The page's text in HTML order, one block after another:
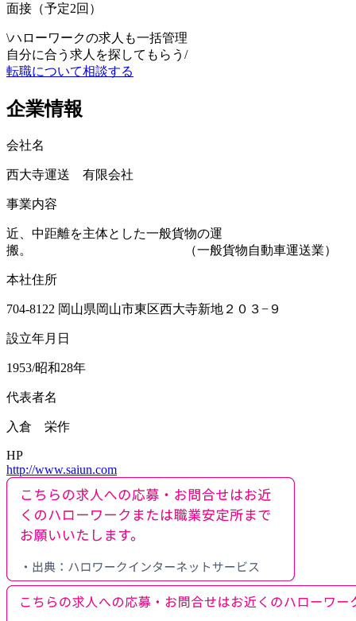
面接（予定2回）
\ハローワークの求人も一括管理
自分に合う求人を探してもらう /
転職について相談する
企業情報
会社名
西大寺運送 有限会社
事業内容
近、中距離を主体とした一般貨物の運
搬。 （一般貨物自動車運送業）
本社住所
704-8122 岡山県岡山市東区西大寺新地２０３−９
設立年月日
1953/昭和28年
代表者名
入倉 栄作
HP
http://www.saiun.com